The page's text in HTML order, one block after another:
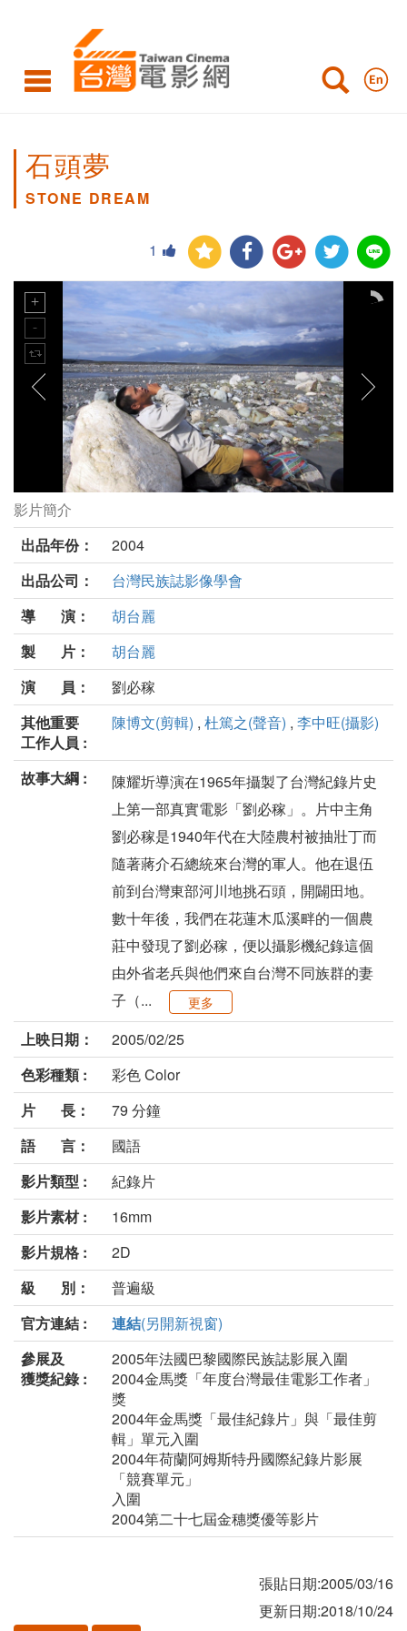
石頭夢
STONE DREAM
1
石頭夢劇照
影片簡介
出品年份：
2004
出品公司：
台灣民族誌影像學會
導 演：
胡台麗
製 片：
胡台麗
演 員：
劉必稼
其他重要
工作人員 :
陳博文(剪輯) , 杜篤之(聲音) , 李中旺(攝影)
故事大綱 :
陳耀圻導演在1965年攝製了台灣紀錄片史
上第一部真實電影「劉必稼」。片中主角
劉必稼是1940年代在大陸農村被抽壯丁而
隨著蔣介石總統來台灣的軍人。他在退伍
前到台灣東部河川地挑石頭，開闢田地。
數十年後，我們在花蓮木瓜溪畔的一個農
莊中發現了劉必稼，便以攝影機紀錄這個
由外省老兵與他們來自台灣不同族群的妻
子（...
更多
上映日期：
2005/02/25
色彩種類 :
彩色 Color
片 長：
79 分鐘
語 言：
國語
影片類型 :
紀錄片
影片素材 :
16mm
影片規格 :
2D
級 別：
普遍級
官方連結 :
連結(另開新視窗)
參展及
獲獎紀錄 :
2005年法國巴黎國際民族誌影展入圍
2004金馬獎「年度台灣最佳電影工作者」
獎
2004年金馬獎「最佳紀錄片」與「最佳剪
輯」單元入圍
2004年荷蘭阿姆斯特丹國際紀錄片影展
「競賽單元」
入圍
2004第二十七屆金穗獎優等影片
張貼日期:2005/03/16
更新日期:2018/10/24